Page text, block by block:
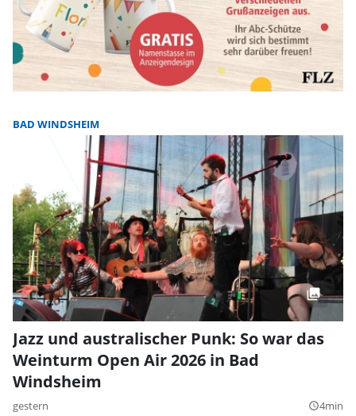
BAD WINDSHEIM
Jazz und australischer Punk: So war das
Weinturm Open Air 2026 in Bad
Windsheim
gestern query_builder4min